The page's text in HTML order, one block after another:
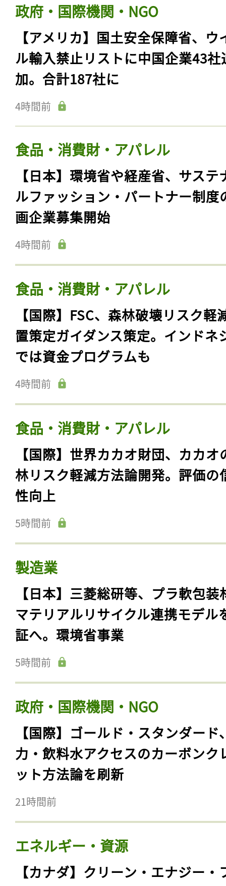
政府・国際機関・NGO
【アメリカ】国土安全保障省、ウ
ル輸入禁止リストに中国企業43社
加。合計187社に
4時間前
食品・消費財・アパレル
【日本】環境省や経産省、サステ
ルファッション・パートナー制度
画企業募集開始
4時間前
食品・消費財・アパレル
【国際】FSC、森林破壊リスク軽
置策定ガイダンス策定。インドネ
では資金プログラムも
4時間前
食品・消費財・アパレル
【国際】世界カカオ財団、カカオ
林リスク軽減方法論開発。評価の
性向上
5時間前
製造業
【日本】三菱総研等、プラ軟包装
マテリアルリサイクル連携モデル
証へ。環境省事業
5時間前
政府・国際機関・NGO
【国際】ゴールド・スタンダード
力・飲料水アクセスのカーボンク
ット方法論を刷新
21時間前
エネルギー・資源
【カナダ】クリーン・エナジー・